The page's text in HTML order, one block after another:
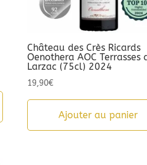
Château des Crès Ricards
Oenothera AOC Terrasses
Larzac (75cl) 2024
19,90€
Ajouter au panier